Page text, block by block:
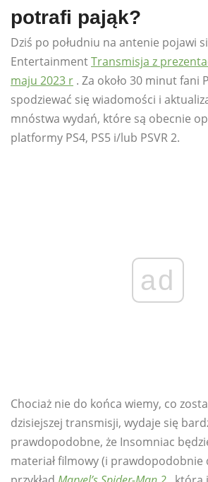
potrafi pająk?
Dziś po południu na antenie pojawi
EntertainmentTransmisja z
maju 2023 r . Za około 30 minut fani
spodziewać się wiadomości i
mnóstwa wydań, które są obecnie
platformy PS4, PS5 i/lub PSVR 2.
ad
Chociaż nie do końca wiemy, co
dzisiejszej transmisji, wydaje się
prawdopodobne, że Insomniac
materiał filmowy (i prawdopodobnie